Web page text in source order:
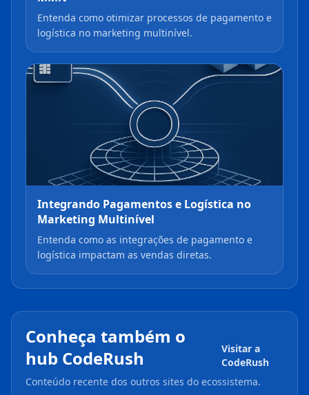
Entenda como otimizar processos de pagamento e
logística no marketing multinível.
Integrando Pagamentos e Logística no
Marketing Multinível
Entenda como as integrações de pagamento e
logística impactam as vendas diretas.
Conheça também o
hub CodeRush
Visitar a
CodeRush
Conteúdo recente dos outros sites do ecossistema.